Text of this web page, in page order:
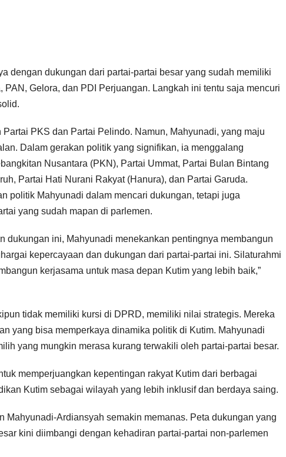
dengan dukungan dari partai-partai besar yang sudah memiliki
Gelora, dan PDI Perjuangan. Langkah ini tentu saja mencuri
PKS dan Partai Pelindo. Namun, Mahyunadi, yang maju
Dalam gerakan politik yang signifikan, ia menggalang
Nusantara (PKN), Partai Ummat, Partai Bulan Bintang
Partai Hati Nurani Rakyat (Hanura), dan Partai Garuda.
politik Mahyunadi dalam mencari dukungan, tetapi juga
yang sudah mapan di parlemen.
dukungan ini, Mahyunadi menekankan pentingnya membangun
kepercayaan dan dukungan dari partai-partai ini. Silaturahmi
kerjasama untuk masa depan Kutim yang lebih baik,”
tidak memiliki kursi di DPRD, memiliki nilai strategis. Mereka
yang bisa memperkaya dinamika politik di Kutim. Mahyunadi
yang mungkin merasa kurang terwakili oleh partai-partai besar.
memperjuangkan kepentingan rakyat Kutim dari berbagai
Kutim sebagai wilayah yang lebih inklusif dan berdaya saing.
Mahyunadi-Ardiansyah semakin memanas. Peta dukungan yang
kini diimbangi dengan kehadiran partai-partai non-parlemen